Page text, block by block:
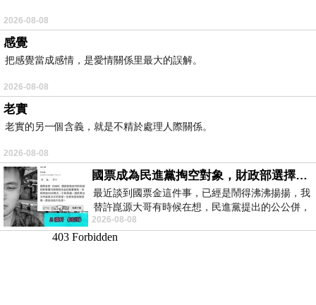
2026-08-08
感覺
把感覺當成感情，是愛情關係里最大的誤解。
2026-08-08
老實
老實的另一個含義，就是不精於處理人際關係。
2026-08-08
國票成為民進黨掏空對象，財政部選擇性失憶
最近談到國票金這件事，已經是鬧得沸沸揚揚，我
替許崑源大哥有時候在想，民進黨提出的公公併，
其實就是想要國庫通黨庫，鬧出最大的醜
2026-08-08